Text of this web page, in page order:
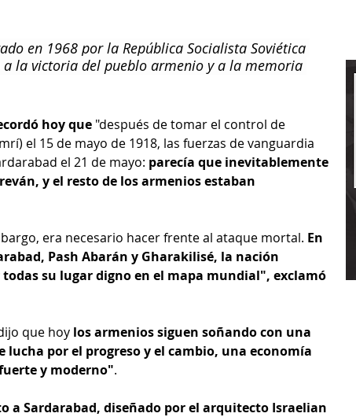
en 1968 por la República Socialista Soviética
a la victoria del pueblo armenio y a la memoria
hoy que "después de tomar el control de
el 15 de mayo de 1918, las fuerzas de vanguardia
el 21 de mayo: parecía que inevitablemente
y el resto de los armenios estaban
era necesario hacer frente al ataque mortal. En
Pash Abarán y Gharakilisé, la nación
su lugar digno en el mapa mundial", exclamó
que hoy los armenios siguen soñando con una
lucha por el progreso y el cambio, una economía
y moderno".
a Sardarabad, diseñado por el arquitecto Israelian